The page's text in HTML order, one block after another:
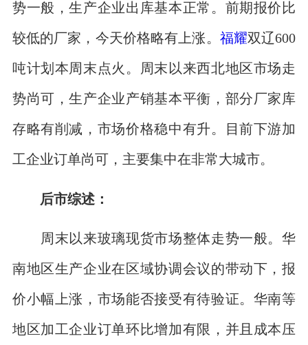
势一般，生产企业出库基本正常。前期报价比
较低的厂家，今天价格略有上涨。 福耀双辽600
吨计划本周末点火。周末以来西北地区市场走
势尚可，生产企业产销基本平衡，部分厂家库
存略有削减，市场价格稳中有升。目前下游加
工企业订单尚可，主要集中在非常大城市。
后市综述：
周末以来玻璃现货市场整体走势一般。华
南地区生产企业在区域协调会议的带动下，报
价小幅上涨，市场能否接受有待验证。华南等
地区加工企业订单环比增加有限，并且成本压